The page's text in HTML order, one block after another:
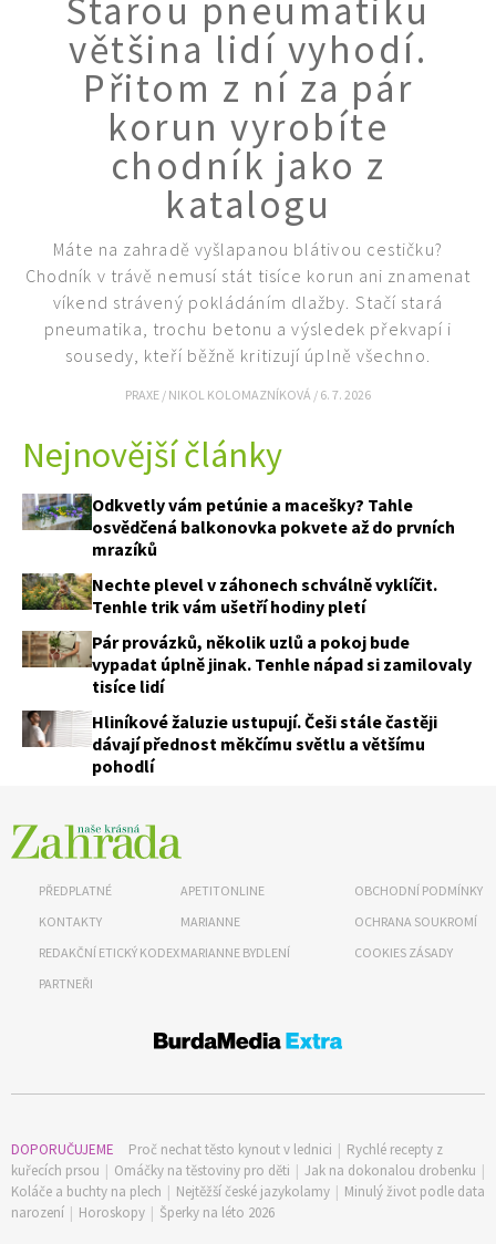
KVÍZY A TESTY
Naše krásná zahrada
Starou pneumatiku
většina lidí vyhodí.
Přitom z ní za pár
korun vyrobíte
chodník jako z
katalogu
Máte na zahradě vyšlapanou blátivou cestičku?
Chodník v trávě nemusí stát tisíce korun ani znamenat
víkend strávený pokládáním dlažby. Stačí stará
pneumatika, trochu betonu a výsledek překvapí i
sousedy, kteří běžně kritizují úplně všechno.
PRAXE / NIKOL KOLOMAZNÍKOVÁ / 6. 7. 2026
Nejnovější články
Odkvetly vám petúnie a macešky? Tahle
osvědčená balkonovka pokvete až do prvních
mrazíků
Nechte plevel v záhonech schválně vyklíčit.
Tenhle trik vám ušetří hodiny pletí
Pár provázků, několik uzlů a pokoj bude
vypadat úplně jinak. Tenhle nápad si zamilovaly
tisíce lidí
Hliníkové žaluzie ustupují. Češi stále častěji
dávají přednost měkčímu světlu a většímu
pohodlí
PŘEDPLATNÉ
KONTAKTY
REDAKČNÍ ETICKÝ KODEX
PARTNEŘI
APETITONLINE
MARIANNE
MARIANNE BYDLENÍ
OBCHODNÍ PODMÍNKY
OCHRANA SOUKROMÍ
COOKIES ZÁSADY
DOPORUČUJEME Proč nechat těsto kynout v lednici | Rychlé recepty z
kuřecích prsou | Omáčky na těstoviny pro děti | Jak na dokonalou drobenku |
Koláče a buchty na plech | Nejtěžší české jazykolamy | Minulý život podle data
narození | Horoskopy | Šperky na léto 2026